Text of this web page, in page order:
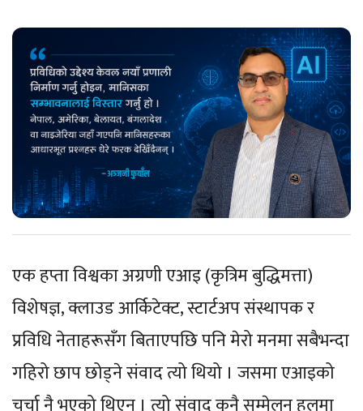
एक हप्ता विश्वका अग्रणी एआइ (कृत्रिम बुद्धिमत्ता)
विशेषज्ञ, क्लाउड आर्किटेक्ट, स्टार्टअप संस्थापक र
प्रविधि नेताहरूसँग बिताएपछि पनि मेरो मनमा सबैभन्दा
गहिरो छाप छोड्ने संवाद त्यो थियो । जसमा एआइको